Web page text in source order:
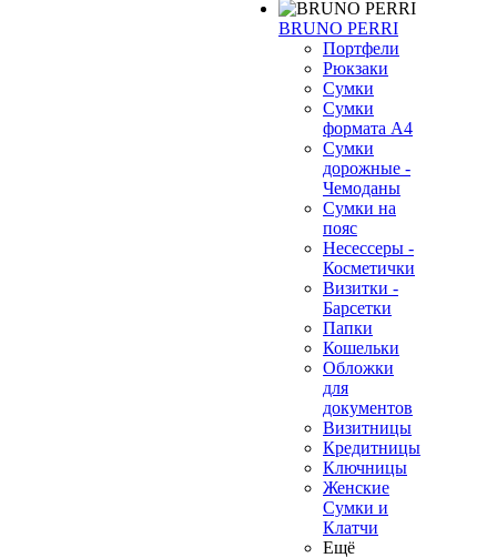
BRUNO PERRI
Портфели
Рюкзаки
Сумки
Сумки
формата А4
Сумки
дорожные -
Чемоданы
Сумки на
пояс
Несессеры -
Косметички
Визитки -
Барсетки
Папки
Кошельки
Обложки
для
документов
Визитницы
Кредитницы
Ключницы
Женские
Сумки и
Клатчи
Ещё